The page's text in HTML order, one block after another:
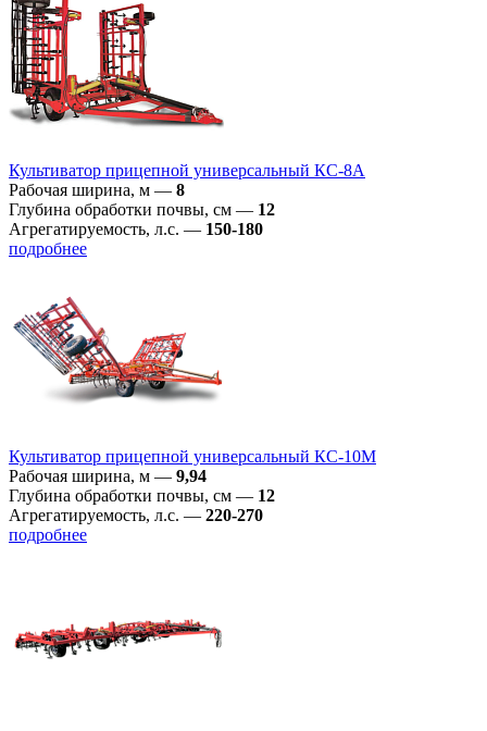
Культиватор прицепной универсальный КС-8А
Рабочая ширина, м — 8
Глубина обработки почвы, см — 12
Агрегатируемость, л.с. — 150-180
подробнее
Культиватор прицепной универсальный КС-10М
Рабочая ширина, м — 9,94
Глубина обработки почвы, см — 12
Агрегатируемость, л.с. — 220-270
подробнее